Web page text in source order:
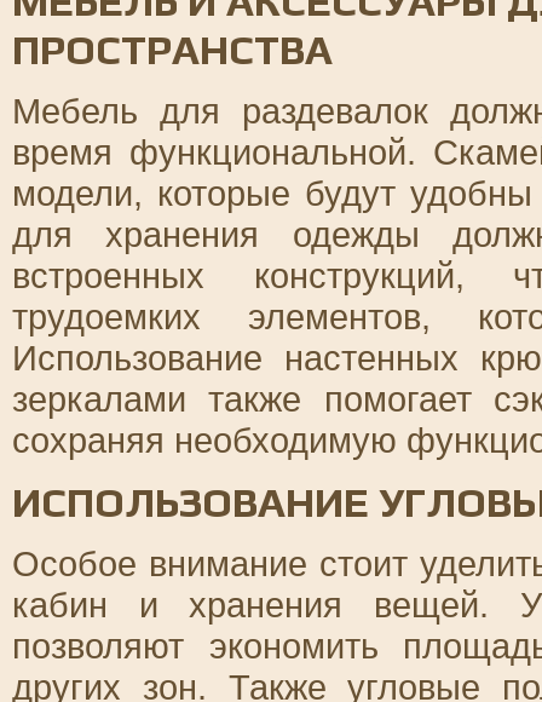
ПРОСТРАНСТВА
Мебель для раздевалок
время функциональной.
модели, которые будут
для хранения одежды
встроенных конструкций,
трудоемких элементов,
Использование настенных
зеркалами также помогает
сохраняя необходимую
ИСПОЛЬЗОВАНИЕ
Особое внимание стоит
кабин и хранения вещей.
позволяют экономить
других зон. Также угловые